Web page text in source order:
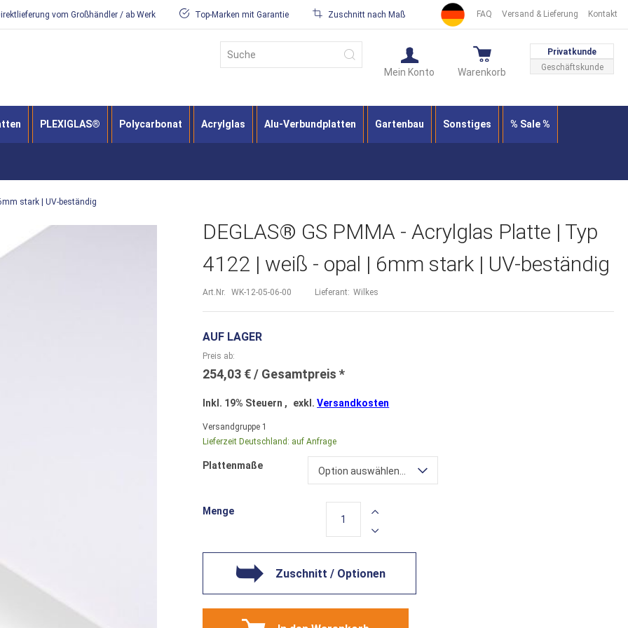
FAQ Versand & Lieferung Kontakt
vom Großhändler / ab Werk Top-Marken mit Garantie Zuschnitt nach Maß
Privatkunde
Geschäftskunde
Warenkorb
Mein Konto
Suche
PLEXIGLAS® Polycarbonat Acrylglas Alu-Verbundplatten Gartenbau Sonstiges % Sale %
stark | UV-beständig
DEGLAS® GS PMMA - Acrylglas Platte | Typ
4122 | weiß - opal | 6mm stark | UV-beständig
Art.Nr. WK-12-05-06-00 Lieferant: Wilkes
AUF LAGER
Preis ab
254,03 €
Inkl. 19% Steuern , exkl.Versandkosten
Versandgruppe 1
Lieferzeit Deutschland: auf Anfrage
Plattenmaße Option auswählen...
Menge
Zuschnitt / Optionen